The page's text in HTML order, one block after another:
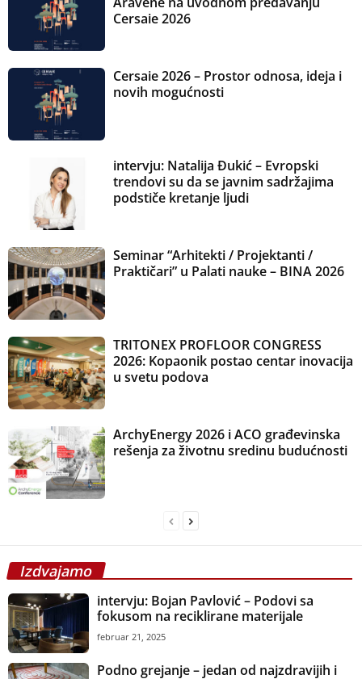
Cersaie 2026
Cersaie 2026 – Prostor odnosa, ideja i
novih mogućnosti
intervju: Natalija Đukić – Evropski
trendovi su da se javnim sadržajima
podstiče kretanje ljudi
Seminar “Arhitekti / Projektanti /
Praktičari” u Palati nauke – BINA 2026
TRITONEX PROFLOOR CONGRESS
2026: Kopaonik postao centar inovacija
u svetu podova
ArchyEnergy 2026 i ACO građevinska
rešenja za životnu sredinu budućnosti
Izdvajamo
intervju: Bojan Pavlović – Podovi sa
fokusom na reciklirane materijale
februar 21, 2025
Podno grejanje – jedan od najzdravijih i